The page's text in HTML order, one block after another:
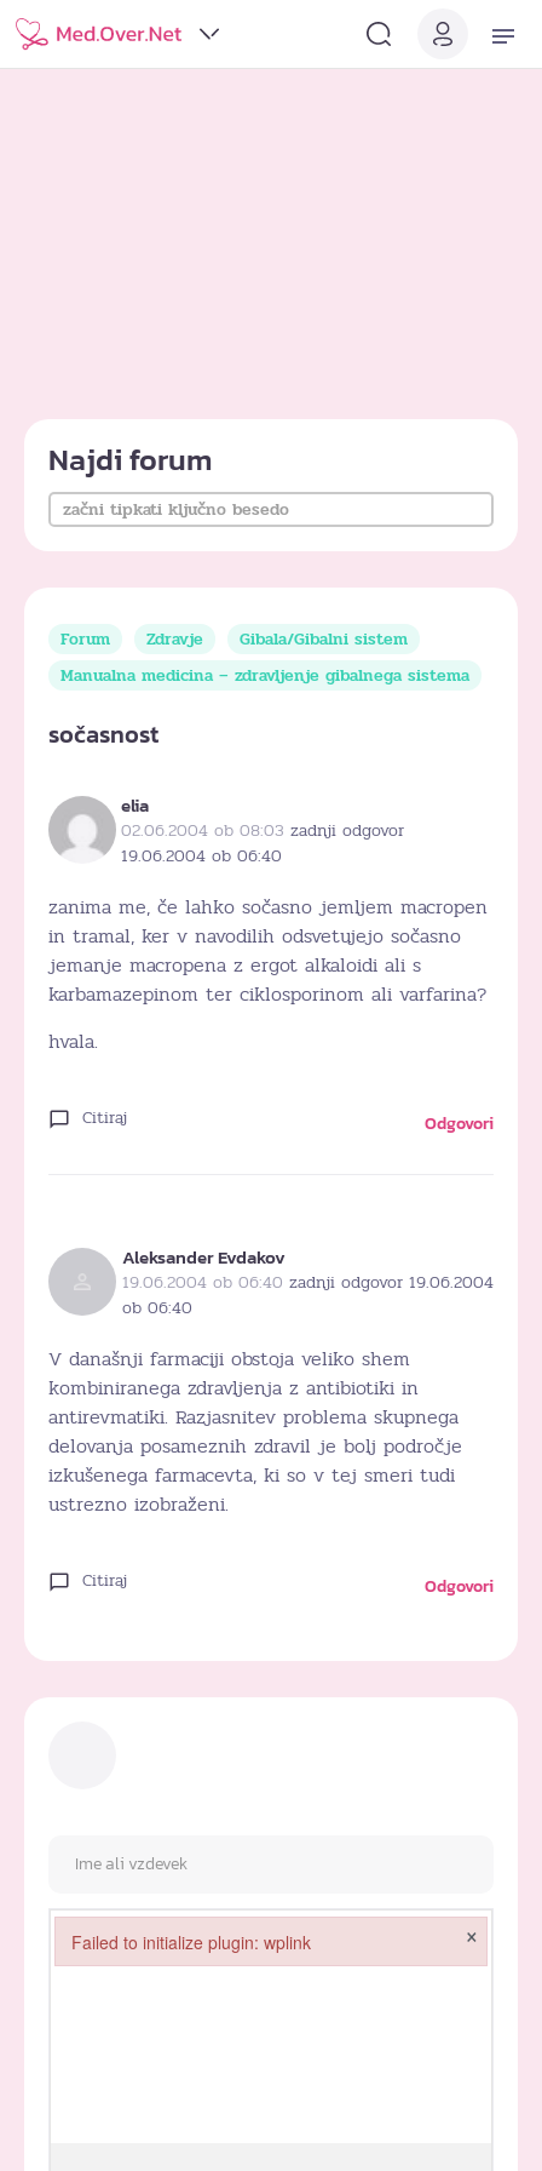
Najdi forum
Forum Zdravje
Gibala/Gibalni sistem
Manualna medicina – zdravljenje gibalnega sistema
sočasnost
elia
02.06.2004 ob 08:03 zadnji odgovor
19.06.2004 ob 06:40
zanima me, če lahko sočasno jemljem macropen
in tramal, ker v navodilih odsvetujejo sočasno
jemanje macropena z ergot alkaloidi ali s
karbamazepinom ter ciklosporinom ali varfarina?
hvala.
Citiraj Odgovori
Aleksander Evdakov
19.06.2004 ob 06:40 zadnji odgovor 19.06.2004
ob 06:40
V današnji farmaciji obstoja veliko shem
kombiniranega zdravljenja z antibiotiki in
antirevmatiki. Razjasnitev problema skupnega
delovanja posameznih zdravil je bolj področje
izkušenega farmacevta, ki so v tej smeri tudi
ustrezno izobraženi.
Citiraj Odgovori
Failed to initialize plugin: wplink ×
Failed to initialize plugin: wplink